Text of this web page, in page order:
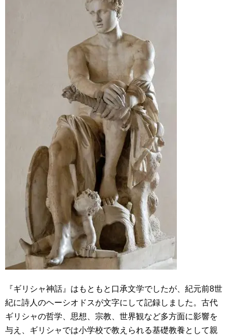
『ギリシャ神話』はもともと口承文学でしたが、紀元前8世
紀に詩人のヘーシオドスが文字にして記録しました。古代
ギリシャの哲学、思想、宗教、世界観など多方面に影響を
与え、ギリシャでは小学校で教えられる基礎教養として親